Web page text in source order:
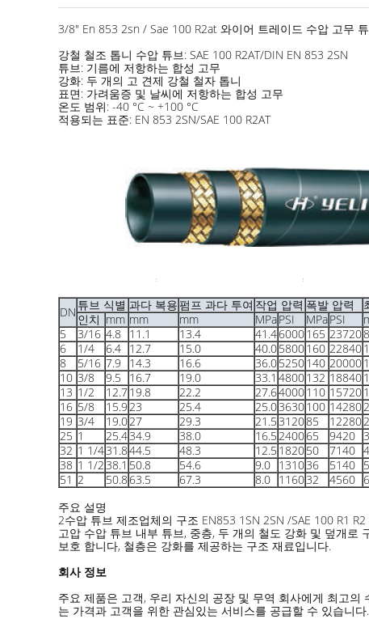
3/8" En 853 2sn / Sae 100 R2at 와이어 트레이드 수압 고무
강철 철조 톱니 수압 튜브: SAE 100 R2AT/DIN EN 853 2SN
튜브: 기름에 저항하는 합성 고무
강화: 두 개의 고 견제 강철 철자 톱니
표면: 가려움증 및 날씨에 저항하는 합성 고무
온도 범위: -40 °C ~ +100 °C
적용되는 표준: EN 853 2SN/SAE 100 R2AT
DN 튜브 식별 과다 복용 펌프 과다 투여 작업 압력 폭발 압력
인치 mm mm mm MPaPSI MPaPSI
5
3/16 4.8 11.1 13.4 41.46000165 23720
6
1/4 6.4 12.7 15.0 40.05800160 22840
8
5/16 7.9 14.3 16.6 36.05250140 20000
10 3/8 9.5 16.7 19.0 33.1 4800132 18840
13 1/2 12.719.8 22.2 27.64000110 15720
16 5/8 15.923 25.4 25.03630100 14280
19 3/4 19.027 29.3 21.5312085 12280
25 1 25.434.9 38.0 16.5240065 9420
32 1 1/431.844.5 48.3 12.5 182050 7140
38 1 1/238.1 50.8 54.6 9.0 131036 5140
51 2 50.8 63.5 67.3 8.0 116032 4560
주요 설명
2수압 튜브 제조업체의 구조 EN853 1SN 2SN /SAE 100 R1
고압 수압 튜브 내부 튜브, 중층, 두 개의 철도 강화 및 덮개
보호 합니다, 철층은 강화를 제공하는 구조 재료입니다.
회사 정보
주요 제품은 고객, 우리 자신의 공장 및 무역 회사에게 최고
는 가격과 고객을 위한 관심있는 서비스를 공급할 수 있습니